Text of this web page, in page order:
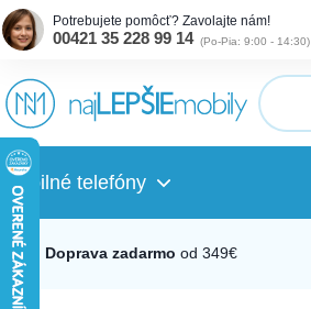
Potrebujete pomôcť? Zavolajte nám!
00421 35 228 99 14 (Po-Pia: 9:00 - 14:30)
Mobilné telefóny
Doprava zadarmo od 349€